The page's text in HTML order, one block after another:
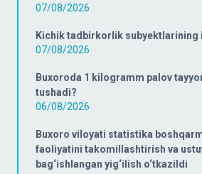
07/08/2026
Kichik tadbirkorlik
07/08/2026
Buxoroda 1 kilogramm palov
tushadi?
06/08/2026
Buxoro viloyati statistika
faoliyatini takomillashtirish va
bag‘ishlangan yig‘ilish o‘tkazildi